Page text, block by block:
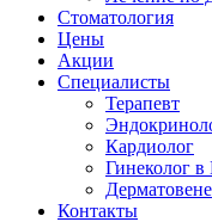
Стоматология
Цены
Акции
Специалисты
Терапевт
Кардиолог
Гинеколог в
Контакты